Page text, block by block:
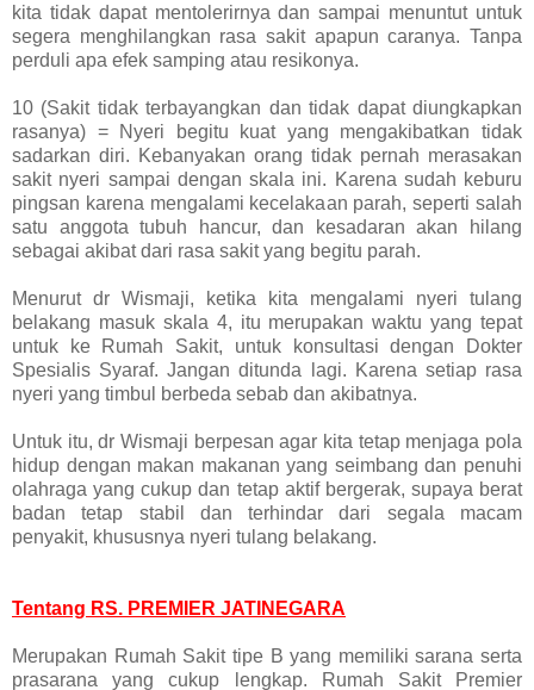
kita tidak dapat mentolerirnya dan sampai menuntut untuk
segera menghilangkan rasa sakit apapun caranya. Tanpa
perduli apa efek samping atau resikonya.
10 (Sakit tidak terbayangkan dan tidak dapat diungkapkan
rasanya) = Nyeri begitu kuat yang mengakibatkan tidak
sadarkan diri. Kebanyakan orang tidak pernah merasakan
sakit nyeri sampai dengan skala ini. Karena sudah keburu
pingsan karena mengalami kecelakaan parah, seperti salah
satu anggota tubuh hancur, dan kesadaran akan hilang
sebagai akibat dari rasa sakit yang begitu parah.
Menurut dr Wismaji, ketika kita mengalami nyeri tulang
belakang masuk skala 4, itu merupakan waktu yang tepat
untuk ke Rumah Sakit, untuk konsultasi dengan Dokter
Spesialis Syaraf. Jangan ditunda lagi. Karena setiap rasa
nyeri yang timbul berbeda sebab dan akibatnya.
Untuk itu, dr Wismaji berpesan agar kita tetap menjaga pola
hidup dengan makan makanan yang seimbang dan penuhi
olahraga yang cukup dan tetap aktif bergerak, supaya berat
badan tetap stabil dan terhindar dari segala macam
penyakit, khususnya nyeri tulang belakang.
Tentang RS. PREMIER JATINEGARA
Merupakan Rumah Sakit tipe B yang memiliki sarana serta
prasarana yang cukup lengkap. Rumah Sakit Premier